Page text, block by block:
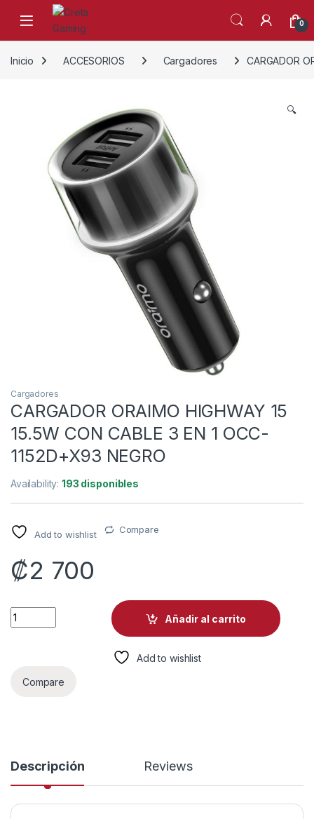
Skip to navigation
Skip to content
0
Inicio ACCESORIOS Cargadores CARGADOR
🔍
Cargadores
CARGADOR ORAIMO HIGHWAY 15
15.5W CON CABLE 3 EN 1 OCC-
1152D+X93 NEGRO
Availability:193 disponibles
Add to wishlist Compare
₡2 700
CARGADOR ORAIMO HIGHWAY 15 15.5W CON CABLE 3 EN 1
Añadir al carrito
Add to wishlist
Compare
Descripción Reviews